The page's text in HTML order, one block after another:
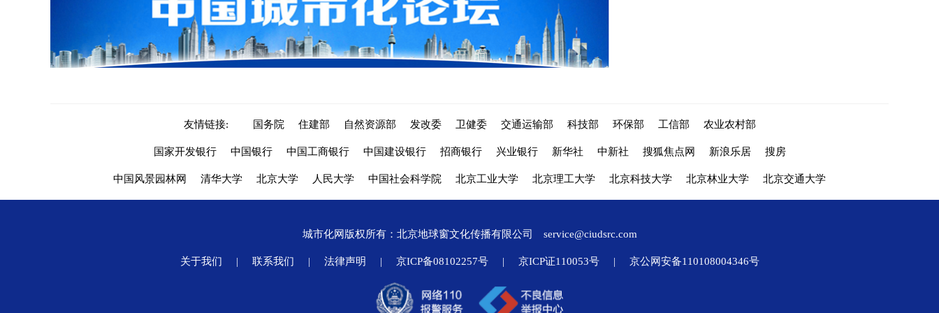
友情链接: 国务院 住建部 自然资源部 发改委 卫健委 交通运输部 科技部 环保部 工信部 农业农村部
国家开发银行 中国银行 中国工商银行 中国建设银行 招商银行 兴业银行 新华社 中新社 搜狐焦点网 新浪乐居 搜房
中国风景园林网 清华大学 北京大学 人民大学 中国社会科学院 北京工业大学 北京理工大学 北京科技大学 北京林业大学 北京交通大学
城市化网版权所有：北京地球窗文化传播有限公司 service@ciudsrc.com
关于我们 | 联系我们 | 法律声明 | 京ICP备08102257号 | 京ICP证110053号 | 京公网安备110108004346号